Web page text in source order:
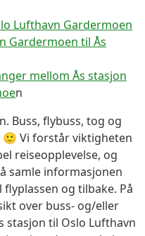
Lufthavn Gardermoen
Gardermoen til Ås
mellom Ås stasjon
n
Buss, flybuss, tog og
Vi forstår viktigheten
reiseopplevelse, og
samle informasjonen
og tilbake. På
over buss- og/eller
til Oslo Lufthavn